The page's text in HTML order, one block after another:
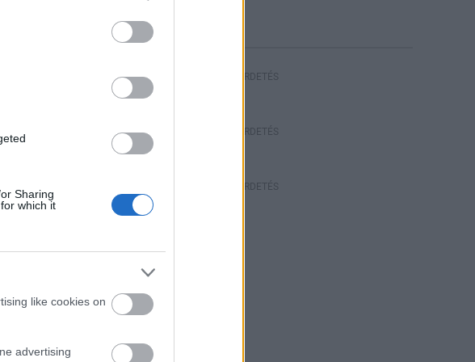
Sharing
which it
like cookies on
advertising
HIRDETÉS
HIRDETÉS
HIRDETÉS